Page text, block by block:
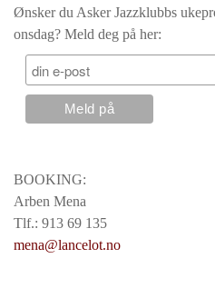
Ønsker du Asker Jazzklubbs
onsdag? Meld deg på her:
BOOKING:
Arben Mena
Tlf.: 913 69 135
mena@lancelot.no